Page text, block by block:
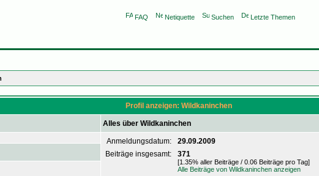
FAQ Netiquette Suchen Letzte Themen
Profil anzeigen: Wildkaninchen
Alles über Wildkaninchen
Anmeldungsdatum:
29.09.2009
Beiträge insgesamt:
371
[1.35% aller Beiträge / 0.06 Beiträge pro Tag]
Alle Beiträge von Wildkaninchen anzeigen